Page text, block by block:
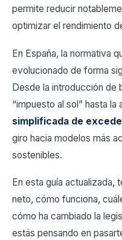
permite reducir
optimizar el rendimiento
En España, la normativa
evolucionado de forma
Desde la introducción de
“impuesto al sol” hasta la
simplificada de
giro hacia modelos más
sostenibles.
En esta guía actualizada,
neto, cómo funciona,
cómo ha cambiado la
estás pensando en